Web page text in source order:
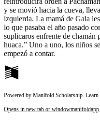
y se movió hacia la cueva,
izquierda. La mamá de Gala
lo que pasaba el año pasado
suplicaros enfrente de chamán
huaca.” Uno a uno, los niños
empezó a contar.
Powered by Manifold Scholarship. Learn
Opens in new tab or window